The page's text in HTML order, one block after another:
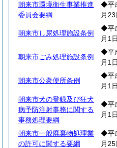
朝来市環境衛生事業推進
委員会要綱
◆平
月23
朝来市し尿処理施設条例
◆平
月1日
朝来市ごみ処理施設条例
◆平
月1日
朝来市公衆便所条例
◆平
月1日
朝来市犬の登録及び狂犬
病予防注射事務に関する
事務処理要綱
◆平
月1日
朝来市一般廃棄物処理業
の許可に関する要綱
◆平
月25